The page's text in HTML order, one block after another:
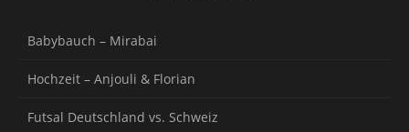
Babybauch – Mirabai
Hochzeit – Anjouli & Florian
Futsal Deutschland vs. Schweiz